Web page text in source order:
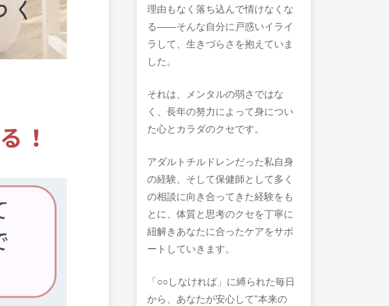
理由もなく落ち込んで情けなくな
る――そんな自分に戸惑いイライ
ラして、生きづらさを抱えていま
した。
それは、メンタルの弱さではな
く、長年の努力によって身につい
た心とカラダのクセです。
アダルトチルドレンだった私自身
の経験、そして保健師として多く
の相談に向き合ってきた経験をも
とに、体質と思考のクセを丁寧に
紐解きあなたに合ったケアをサポ
ートしていきます。
「○○しなければ」に縛られた毎日
から、あなたが安心して”本来の